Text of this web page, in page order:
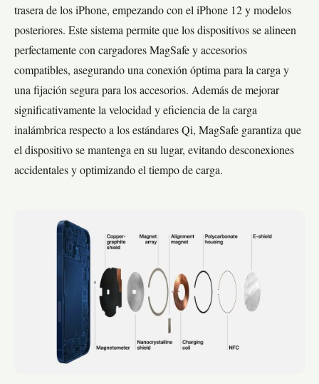
trasera de los iPhone, empezando con el iPhone 12 y modelos
posteriores. Este sistema permite que los dispositivos se alineen
perfectamente con cargadores MagSafe y accesorios
compatibles, asegurando una conexión óptima para la carga y
una fijación segura para los accesorios. Además de mejorar
significativamente la velocidad y eficiencia de la carga
inalámbrica respecto a los estándares Qi, MagSafe garantiza que
el dispositivo se mantenga en su lugar, evitando desconexiones
accidentales y optimizando el tiempo de carga.